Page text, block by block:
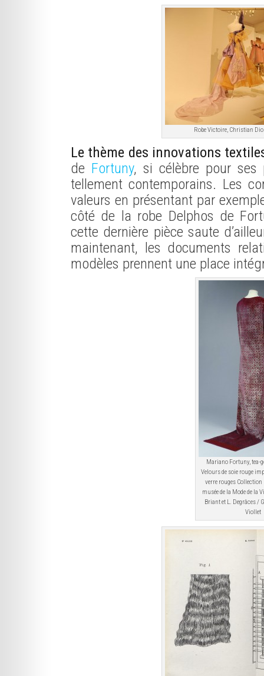
Robe Victoire, Christian
Le thème des innovations
de Fortuny, si célèbre pour ses
tellement contemporains. Les
valeurs en présentant par
côté de la robe Delphos de
cette dernière pièce saute
maintenant, les documents
modèles prennent une place
Mariano Fortuny, tea-
Velours de soie rouge
verre rouges
musée de la Mode de la
Briant et L. Degrâces /
Viollet